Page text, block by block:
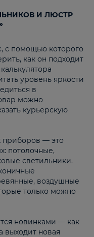
И ЛЮСТР
с помощью которого
как он подходит
уровень яркости
в
можно
курьерскую
приборов — это
потолочные,
светильники.
воздушные
только можно
новинками — как
выходит новая